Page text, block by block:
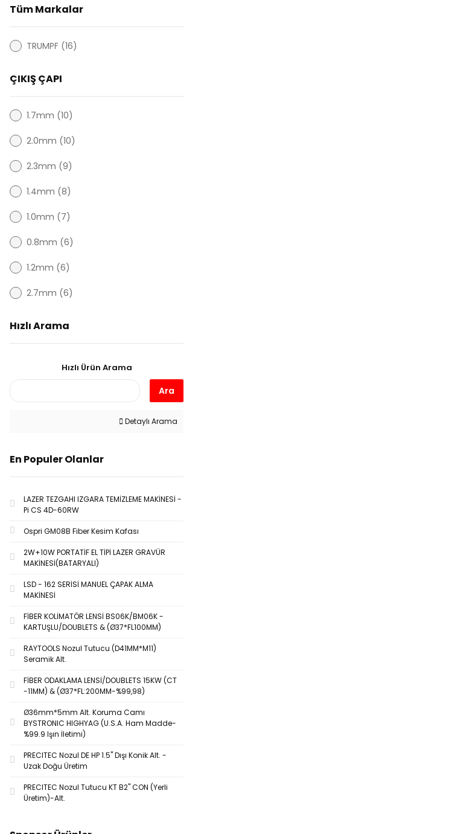
Tüm Markalar
TRUMPF (16)
ÇIKIŞ ÇAPI
1.7mm (10)
2.0mm (10)
2.3mm (9)
1.4mm (8)
1.0mm (7)
0.8mm (6)
1.2mm (6)
2.7mm (6)
6.0mm (3)
3.0mm (2)
1,0 mm (1)
1,4 mm (1)
Hızlı Arama
Hızlı Ürün Arama
Ara
Detaylı Arama
En Populer Olanlar
LAZER TEZGAHI IZGARA TEMİZLEME MAKİNESİ -
Pi CS 4D-60RW
Ospri GM08B Fiber Kesim Kafası
2W+10W PORTATİF EL TİPİ LAZER GRAVÜR
MAKİNESİ(BATARYALI)
LSD - 162 SERİSİ MANUEL ÇAPAK ALMA
MAKİNESİ
FİBER KOLİMATÖR LENSİ BS06K/BM06K -
KARTUŞLU/DOUBLETS & (Ø37*FL100MM)
RAYTOOLS Nozul Tutucu (D41MM*M11)
Seramik Alt.
FİBER ODAKLAMA LENSİ/DOUBLETS 15KW (CT
-11MM) & (Ø37*FL:200MM-%99,98)
Ø36mm*5mm Alt. Koruma Camı
BYSTRONIC HIGHYAG (U.S.A. Ham Madde-
%99.9 Işın İletimi)
PRECITEC Nozul DE HP 1.5'' Dışı Konik Alt. -
Uzak Doğu Üretim
PRECITEC Nozul Tutucu KT B2'' CON (Yerli
Üretim)-Alt.